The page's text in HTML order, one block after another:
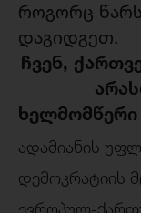
როგორც
დაგიდგეთ.
ჩვენ,
ხელმომწერი
ადამიანის
დემოკრატიის
ევროპულ-